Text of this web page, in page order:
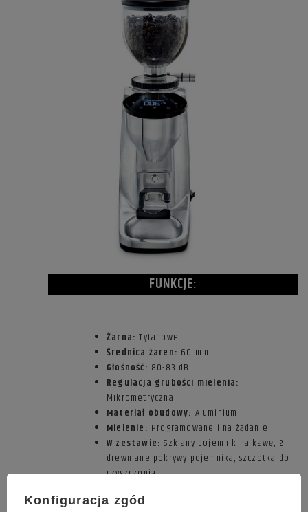
FUNKCJE:
Żarna: Tytanowe
Średnica żaren: 60 mm
Głośność: 80-83 dB
Regulacja grubości mielenia:
Mikrometryczna
Materiał obudowy: Aluminium
Mielenie: Programowane i na żądanie
W zestawie: Szklany pojemnik na kawę, 2
drewniane pokrywy pojemnika, szczotka do
czyszczenia
Konfiguracja zgód